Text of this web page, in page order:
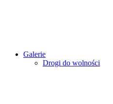
Galerie
Drogi do wolności